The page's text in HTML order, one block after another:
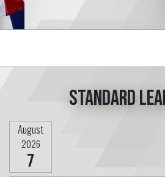
Standard
August
2026
7